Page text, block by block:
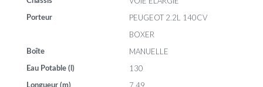
Porteur
PEUGEOT 2.2L 140CV
BOXER
Boîte MANUELLE
Eau Potable (l) 130